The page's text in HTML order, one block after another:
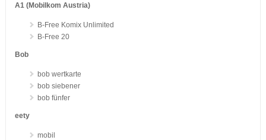
A1 (Mobilkom Austria)
B-Free Komix Unlimited
B-Free 20
Bob
bob wertkarte
bob siebener
bob fünfer
eety
mobil